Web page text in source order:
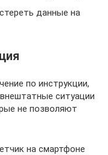
данные на
по инструкции,
ситуации
не позволяют
на смартфоне